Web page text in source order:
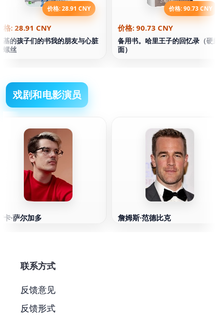
价格: 28.91 CNY
格: 28.91 CNY
基的孩子们的书我的朋友与心脏
螺丝
价格: 90.73 CNY
价格: 90.73 CNY
备用书。哈里王子的回忆录（硬
面）
戏剧和电影演员
卡·萨尔加多 詹姆斯·范德比克
联系方式
反馈意见
反馈形式